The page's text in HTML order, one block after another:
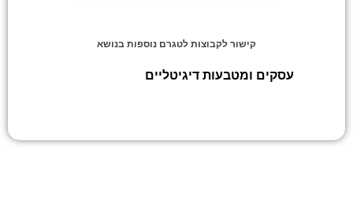
קישור לקבוצות לטגרם נוספות בנושא
עסקים ומטבעות דיגיטליים